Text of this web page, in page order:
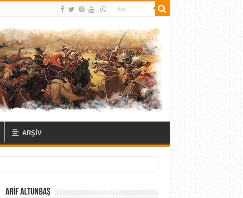
ARŞİV
ARIF ALTUNBAŞ